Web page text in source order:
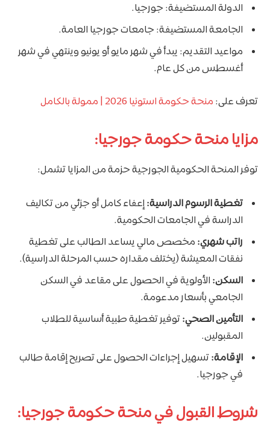
الدولة المستضيفة: جورجيا.
الجامعة المستضيفة: جامعات جورجيا العامة.
مواعيد التقديم: يبدأ في شهر مايو أو يونيو وينتهي في شهر
أغسطس من كل عام.
تعرف على: منحة حكومة استونيا 2026 | ممولة بالكامل
مزايا منحة حكومة جورجيا:
توفر المنحة الحكومية الجورجية حزمة من المزايا تشمل:
تغطية الرسوم الدراسية:إعفاء كامل أو جزئي من تكاليف
الدراسة في الجامعات الحكومية.
راتب شهري: مخصص مالي يساعد الطالب على تغطية
نفقات المعيشة (يختلف مقداره حسب المرحلة الدراسية).
السكن: الأولوية في الحصول على مقاعد في السكن
الجامعي بأسعار مدعومة.
التأمين الصحي:توفير تغطية طبية أساسية للطلاب
المقبولين.
الإقامة:تسهيل إجراءات الحصول على تصريح إقامة طالب
في جورجيا.
شروط القبول في منحة حكومة جورجيا: